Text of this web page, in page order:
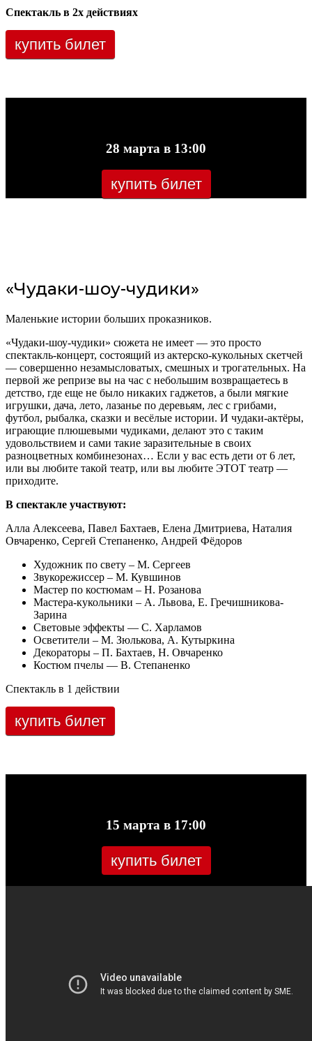
Спектакль в 2х действиях
купить билет
28 марта в 13:00
купить билет
«Чудаки-шоу-чудики»
Маленькие истории больших проказников.
«Чудаки-шоу-чудики» сюжета не имеет — это просто
спектакль-концерт, состоящий из актерско-кукольных скетчей
— совершенно незамысловатых, смешных и трогательных. На
первой же репризе вы на час с небольшим возвращаетесь в
детство, где еще не было никаких гаджетов, а были мягкие
игрушки, дача, лето, лазанье по деревьям, лес с грибами,
футбол, рыбалка, сказки и весёлые истории. И чудаки-актёры,
играющие плюшевыми чудиками, делают это с таким
удовольствием и сами такие заразительные в своих
разноцветных комбинезонах… Если у вас есть дети от 6 лет,
или вы любите такой театр, или вы любите ЭТОТ театр —
приходите.
В спектакле участвуют:
Алла Алексеева, Павел Бахтаев, Елена Дмитриева, Наталия
Овчаренко, Сергей Степаненко, Андрей Фёдоров
Художник по свету – М. Сергеев
Звукорежиссер – М. Кувшинов
Мастер по костюмам – Н. Розанова
Мастера-кукольники – А. Львова, Е. Гречишникова-
Зарина
Световые эффекты — С. Харламов
Осветители – М. Зюлькова, А. Кутыркина
Декораторы – П. Бахтаев, Н. Овчаренко
Костюм пчелы — В. Степаненко
Спектакль в 1 действии
купить билет
15 марта в 17:00
купить билет